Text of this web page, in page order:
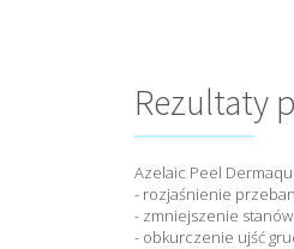
Rezultaty
Azelaic Peel
- rozjaśnienie
- zmniejszenie
- obkurczenie ujść